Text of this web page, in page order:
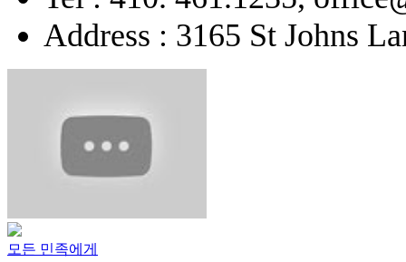
Address : 3165 St Johns
모든 민족에게